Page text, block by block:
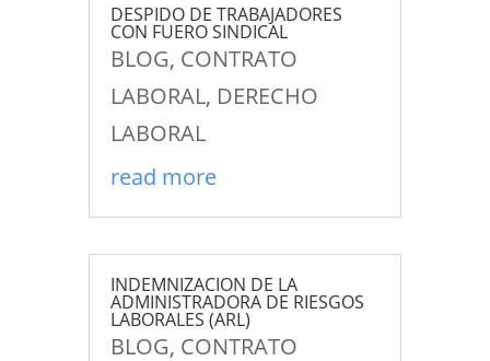
DESPIDO DE TRABAJADORES
CON FUERO SINDICAL
BLOG, CONTRATO
LABORAL, DERECHO
LABORAL
read more
INDEMNIZACION DE LA
ADMINISTRADORA DE RIESGOS
LABORALES (ARL)
BLOG, CONTRATO